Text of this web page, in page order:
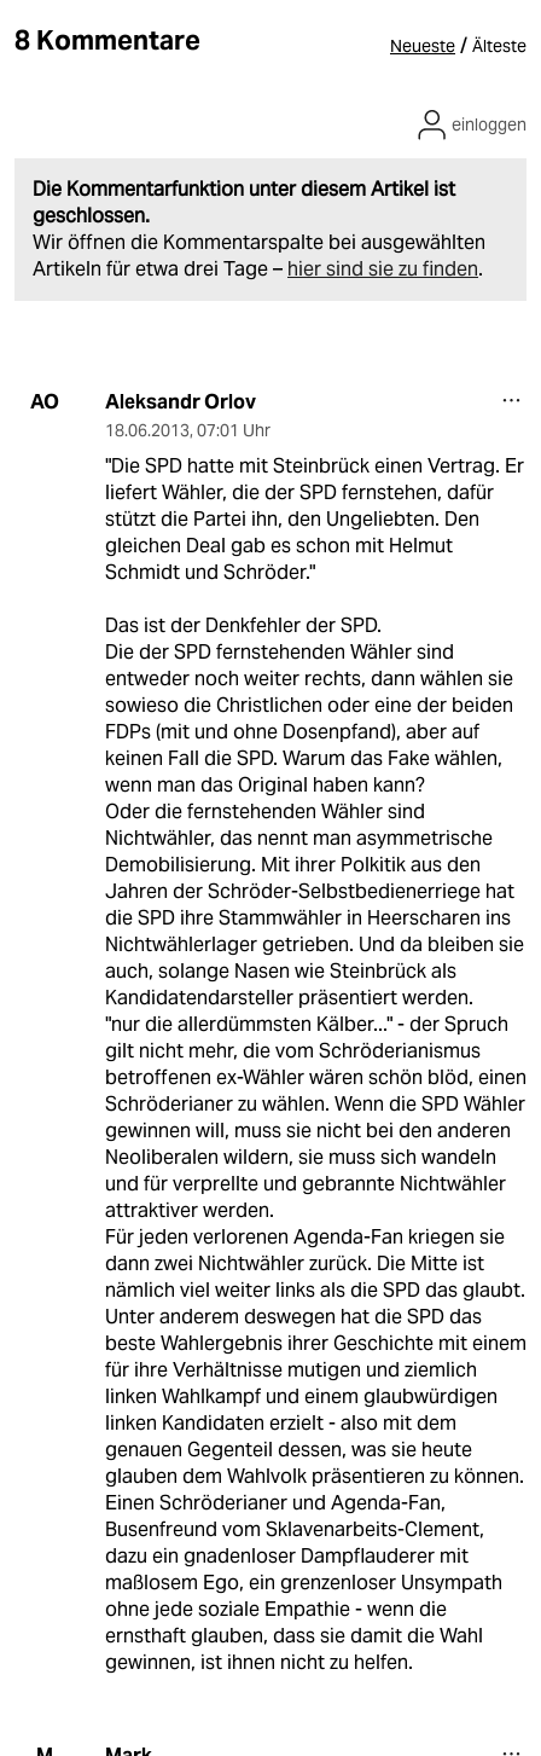
8 Kommentare Neueste / Älteste
Die Kommentarfunktion unter diesem Artikel ist
geschlossen.
Wir öffnen die Kommentarspalte bei ausgewählten
Artikeln für etwa drei Tage – hier sind sie zu finden.
einloggen
AO Aleksandr Orlov
18.06.2013, 07:01 Uhr
"Die SPD hatte mit Steinbrück einen Vertrag. Er
liefert Wähler, die der SPD fernstehen, dafür
stützt die Partei ihn, den Ungeliebten. Den
gleichen Deal gab es schon mit Helmut
Schmidt und Schröder."
Das ist der Denkfehler der SPD.
Die der SPD fernstehenden Wähler sind
entweder noch weiter rechts, dann wählen sie
sowieso die Christlichen oder eine der beiden
FDPs (mit und ohne Dosenpfand), aber auf
keinen Fall die SPD. Warum das Fake wählen,
wenn man das Original haben kann?
Oder die fernstehenden Wähler sind
Nichtwähler, das nennt man asymmetrische
Demobilisierung. Mit ihrer Polkitik aus den
Jahren der Schröder-Selbstbedienerriege hat
die SPD ihre Stammwähler in Heerscharen ins
Nichtwählerlager getrieben. Und da bleiben sie
auch, solange Nasen wie Steinbrück als
Kandidatendarsteller präsentiert werden.
"nur die allerdümmsten Kälber..." - der Spruch
gilt nicht mehr, die vom Schröderianismus
betroffenen ex-Wähler wären schön blöd, einen
Schröderianer zu wählen. Wenn die SPD Wähler
gewinnen will, muss sie nicht bei den anderen
Neoliberalen wildern, sie muss sich wandeln
und für verprellte und gebrannte Nichtwähler
attraktiver werden.
Für jeden verlorenen Agenda-Fan kriegen sie
dann zwei Nichtwähler zurück. Die Mitte ist
nämlich viel weiter links als die SPD das glaubt.
Unter anderem deswegen hat die SPD das
beste Wahlergebnis ihrer Geschichte mit einem
für ihre Verhältnisse mutigen und ziemlich
linken Wahlkampf und einem glaubwürdigen
linken Kandidaten erzielt - also mit dem
genauen Gegenteil dessen, was sie heute
glauben dem Wahlvolk präsentieren zu können.
Einen Schröderianer und Agenda-Fan,
Busenfreund vom Sklavenarbeits-Clement,
dazu ein gnadenloser Dampflauderer mit
maßlosem Ego, ein grenzenloser Unsympath
ohne jede soziale Empathie - wenn die
ernsthaft glauben, dass sie damit die Wahl
gewinnen, ist ihnen nicht zu helfen.